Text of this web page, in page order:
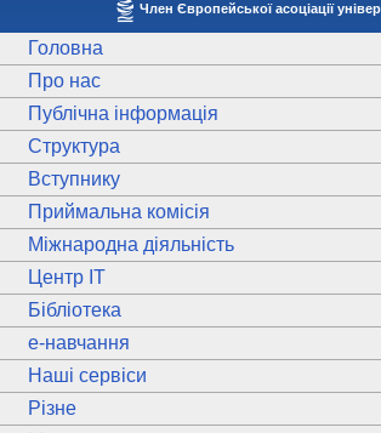
Член Європейської асоціації
Головна
Про нас
Публічна інформація
Структура
Вступнику
Приймальна комісія
Міжнародна діяльність
Центр ІТ
Бібліотека
e-навчання
Наші сервіси
Різне